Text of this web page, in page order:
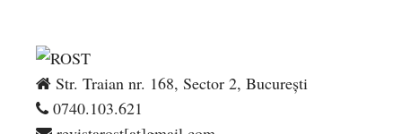
Str. Traian nr. 168, Sector 2, București
0740.103.621